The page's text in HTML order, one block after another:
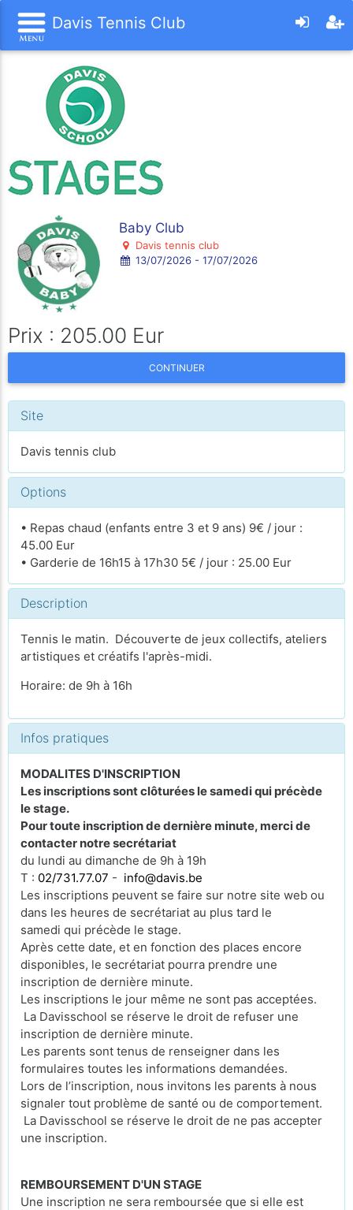
Davis Tennis Club
Baby Club
Davis tennis club
13/07/2026 - 17/07/2026
Prix : 205.00 Eur
CONTINUER
Site
Davis tennis club
Options
• Repas chaud (enfants entre 3 et 9 ans) 9€ / jour :
45.00 Eur
• Garderie de 16h15 à 17h30 5€ / jour : 25.00 Eur
Description
Tennis le matin. Découverte de jeux collectifs, ateliers
artistiques et créatifs l'après-midi.
Horaire: de 9h à 16h
Infos pratiques
MODALITES D'INSCRIPTION
Les inscriptions sont clôturées le samedi qui précède
le stage.
Pour toute inscription de dernière minute, merci de
contacter notre secrétariat
du lundi au dimanche de 9h à 19h
T : 02/731.77.07 - info@davis.be
Les inscriptions peuvent se faire sur notre site web ou
dans les heures de secrétariat au plus tard le
samedi qui précède le stage.
Après cette date, et en fonction des places encore
disponibles, le secrétariat pourra prendre une
inscription de dernière minute.
Les inscriptions le jour même ne sont pas acceptées.
La Davisschool se réserve le droit de refuser une
inscription de dernière minute.
Les parents sont tenus de renseigner dans les
formulaires toutes les informations demandées.
Lors de l’inscription, nous invitons les parents à nous
signaler tout problème de santé ou de comportement.
La Davisschool se réserve le droit de ne pas accepter
une inscription.
REMBOURSEMENT D'UN STAGE
Une inscription ne sera remboursée que si elle est